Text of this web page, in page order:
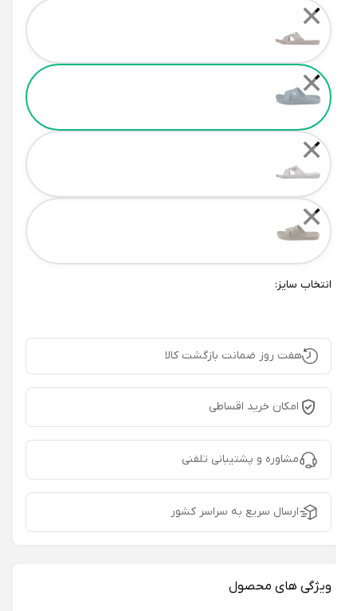
✕
✕
✕
✕
انتخاب سایز:
هفت روز ضمانت بازگشت کالا
امکان خرید اقساطی
مشاوره و پشتیبانی تلفنی
ارسال سریع به سراسر کشور
ویژگی های محصول